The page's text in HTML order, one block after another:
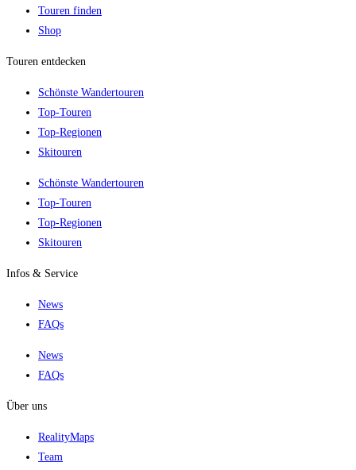
Touren finden
Shop
Touren entdecken
Schönste Wandertouren
Top-Touren
Top-Regionen
Skitouren
Schönste Wandertouren
Top-Touren
Top-Regionen
Skitouren
Infos & Service
News
FAQs
News
FAQs
Über uns
RealityMaps
Team